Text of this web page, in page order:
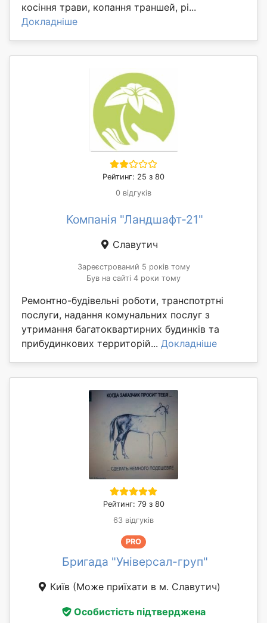
косіння трави, копання траншей, рі...
Докладніше
Рейтинг: 25 з 80
0 відгуків
Компанія "Ландшафт-21"
Славутич
Зареєстрований 5 років тому
Був на сайті 4 роки тому
Ремонтно-будівельні роботи, транспотртні
послуги, надання комунальних послуг з
утримання багатоквартирних будинків та
прибудинкових территорій... Докладніше
Рейтинг: 79 з 80
63 відгуків
PRO
Бригада "Універсал-груп"
Київ (Може приїхати в м. Славутич)
Особистість підтверджена